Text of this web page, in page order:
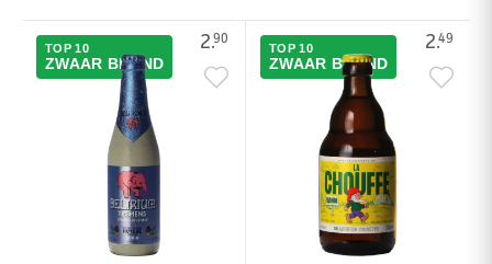
2.90
TOP 10
ZWAAR BLOND
2.49
TOP 10
ZWAAR BLOND